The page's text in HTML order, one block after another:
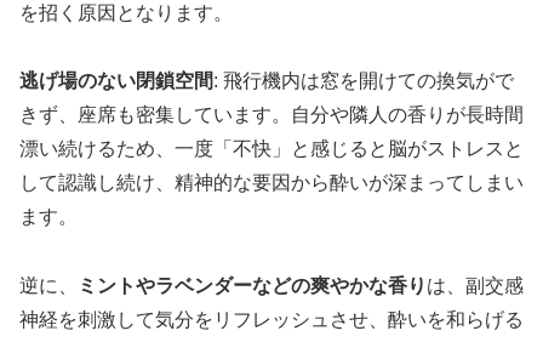
を招く原因となります。
逃げ場のない閉鎖空間: 飛行機内は窓を開けての換気がで
きず、座席も密集しています。自分や隣人の香りが長時間
漂い続けるため、一度「不快」と感じると脳がストレスと
して認識し続け、精神的な要因から酔いが深まってしまい
ます。
逆に、 ミントやラベンダーなどの爽やかな香り は、副交感
神経を刺激して気分をリフレッシュさせ、酔いを和らげる